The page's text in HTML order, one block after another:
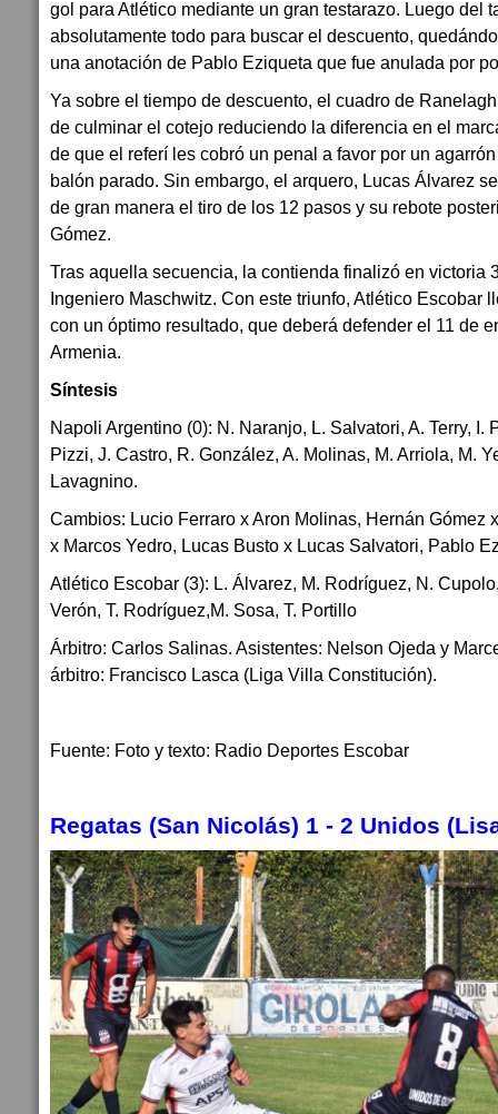
gol para Atlético mediante un gran testarazo. Luego del
absolutamente todo para buscar el descuento,
una anotación de Pablo Eziqueta que fue anulada por
Ya sobre el tiempo de descuento, el cuadro de
de culminar el cotejo reduciendo la diferencia en el
de que el referí les cobró un penal a favor por un
balón parado. Sin embargo, el arquero, Lucas Álvarez
de gran manera el tiro de los 12 pasos y su rebote
Gómez.
Tras aquella secuencia, la contienda finalizó en victoria
Ingeniero Maschwitz. Con este triunfo, Atlético Escobar
con un óptimo resultado, que deberá defender el 11 de
Armenia.
Síntesis
Napoli Argentino (0): N. Naranjo, L. Salvatori, A. Terry, I.
Pizzi, J. Castro, R. González, A. Molinas, M. Arriola, M.
Lavagnino.
Cambios: Lucio Ferraro x Aron Molinas, Hernán Gómez
x Marcos Yedro, Lucas Busto x Lucas Salvatori, Pablo
Atlético Escobar (3): L. Álvarez, M. Rodríguez, N.
Verón, T. Rodríguez,M. Sosa, T. Portillo
Árbitro: Carlos Salinas. Asistentes: Nelson Ojeda y
árbitro: Francisco Lasca (Liga Villa Constitución).
Fuente: Foto y texto: Radio Deportes Escobar
Regatas (San Nicolás) 1 - 2 Unidos